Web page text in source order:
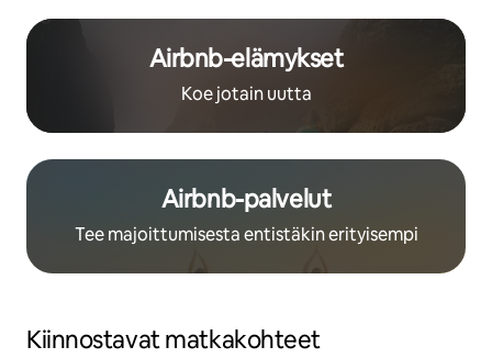
Airbnb-elämykset
Koe jotain uutta
Airbnb-palvelut
Tee majoittumisesta entistäkin erityisempi
Kiinnostavat matkakohteet